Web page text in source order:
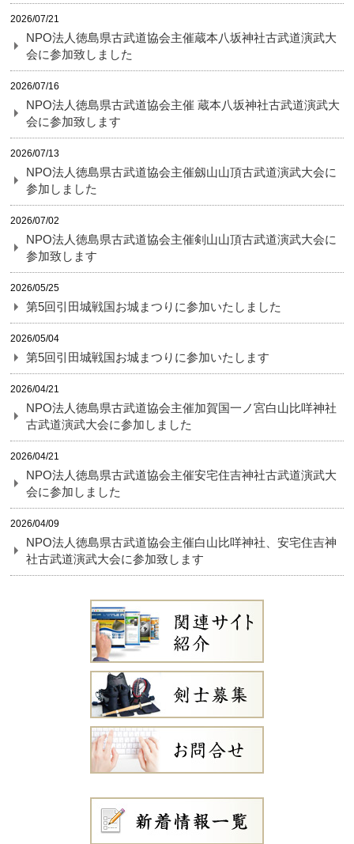
2026/07/21
NPO法人徳島県古武道協会主催蔵本八坂神社古武道演武大
会に参加致しました
2026/07/16
NPO法人徳島県古武道協会主催 蔵本八坂神社古武道演武大
会に参加致します
2026/07/13
NPO法人徳島県古武道協会主催劔山山頂古武道演武大会に
参加しました
2026/07/02
NPO法人徳島県古武道協会主催剣山山頂古武道演武大会に
参加致します
2026/05/25
第5回引田城戦国お城まつりに参加いたしました
2026/05/04
第5回引田城戦国お城まつりに参加いたします
2026/04/21
NPO法人徳島県古武道協会主催加賀国一ノ宮白山比咩神社
古武道演武大会に参加しました
2026/04/21
NPO法人徳島県古武道協会主催安宅住吉神社古武道演武大
会に参加しました
2026/04/09
NPO法人徳島県古武道協会主催白山比咩神社、安宅住吉神
社古武道演武大会に参加致します